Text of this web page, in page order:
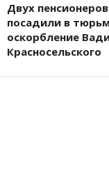
Двух пенсионеров
посадили в
оскорбление
Красносельского